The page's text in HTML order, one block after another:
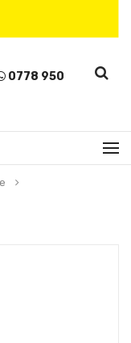
0778 950